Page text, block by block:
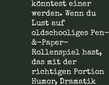
könntest einer
werden. Wenn du
Lust auf
oldschooliges Pen-
&-Paper-
Rollenspiel hast,
das mit der
richtigen Portion
Humor, Dramatik